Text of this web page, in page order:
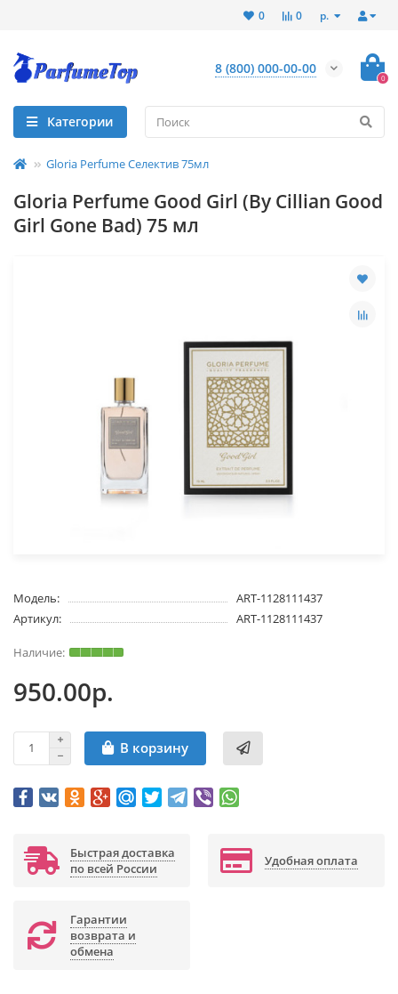
р.
0
0
8 (800) 000-00-00
0
Категории
Gloria Perfume Селектив 75мл
Gloria Perfume Good Girl (By Cillian Good
Girl Gone Bad) 75 мл
Модель:
ART-1128111437
Артикул:
ART-1128111437
950.00р.
В корзину
Быстрая доставка
по всей России
Удобная оплата
Гарантии
возврата и
обмена